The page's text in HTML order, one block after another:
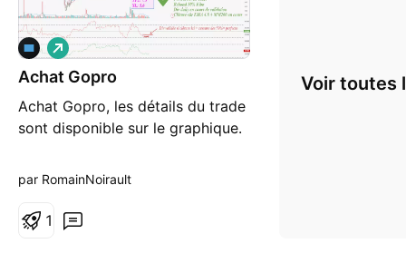
Achat Gopro
Achat Gopro, les détails du trade
sont disponible sur le graphique.
L
o
n
par RomainNoirault
1
Voir toutes